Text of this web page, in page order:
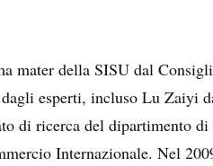
mater della SISU dal
esperti, incluso Lu Zaiyi
di ricerca del dipartimento
Internazionale. Nel